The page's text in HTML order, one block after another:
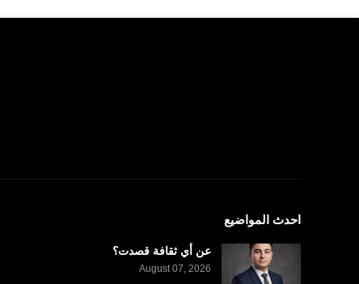
احدث المواضيع
عن أي ثقافة قصدت؟
August 07, 2026